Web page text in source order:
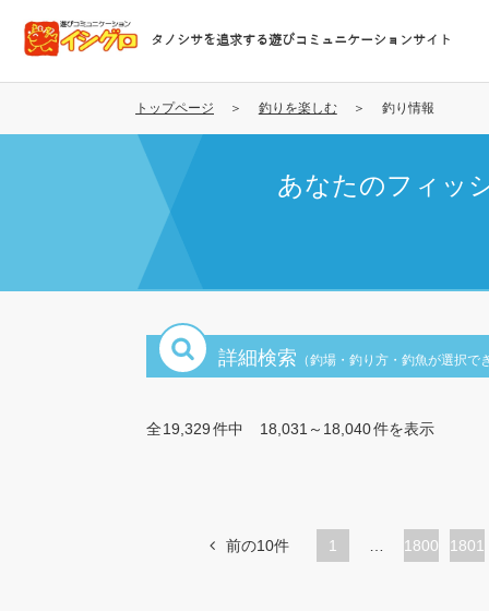
コ
テ
タノシサを追求する遊びコミュニケーションサイト
トップページ 釣りを楽しむ 釣り情報
あなたのフィッ
詳細検索 （釣場・釣り方・釣魚が選択で
全19,329件中 18,031～18,040件を表示
前の10件 1
ペ
1800
ペ
1801